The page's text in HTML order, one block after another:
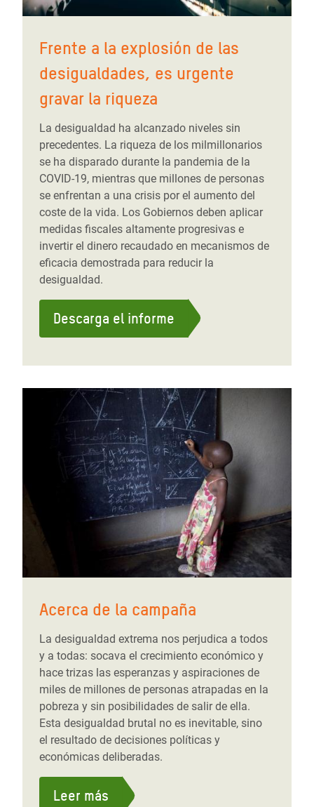
Frente a la explosión de las
desigualdades, es urgente
gravar la riqueza
La desigualdad ha alcanzado niveles sin
precedentes. La riqueza de los milmillonarios
se ha disparado durante la pandemia de la
COVID-19, mientras que millones de personas
se enfrentan a una crisis por el aumento del
coste de la vida. Los Gobiernos deben aplicar
medidas fiscales altamente progresivas e
invertir el dinero recaudado en mecanismos de
eficacia demostrada para reducir la
desigualdad.
Descarga el informe
Acerca de la campaña
La desigualdad extrema nos perjudica a todos
y a todas: socava el crecimiento económico y
hace trizas las esperanzas y aspiraciones de
miles de millones de personas atrapadas en la
pobreza y sin posibilidades de salir de ella.
Esta desigualdad brutal no es inevitable, sino
el resultado de decisiones políticas y
económicas deliberadas.
Leer más